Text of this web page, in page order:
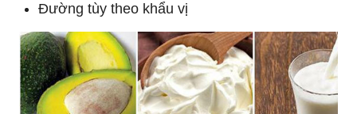
Đường tùy theo khẩu vị